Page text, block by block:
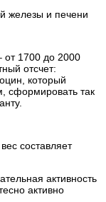
железы и печени
от 1700 до 2000
отсчет:
который
сформировать так
составляет
активность
активно